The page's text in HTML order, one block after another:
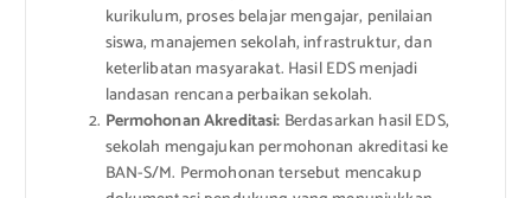
kurikulum, proses belajar mengajar, penilaian
siswa, manajemen sekolah, infrastruktur, dan
keterlibatan masyarakat. Hasil EDS menjadi
landasan rencana perbaikan sekolah.
Permohonan Akreditasi: Berdasarkan hasil EDS,
sekolah mengajukan permohonan akreditasi ke
BAN-S/M. Permohonan tersebut mencakup